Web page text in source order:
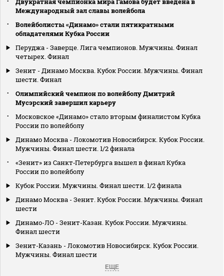
Международный зал славы волейбола
Волейболисты «Динамо» стали пятикратными
обладателями Кубка России
Перуджа - Заверце. Лига чемпионов. Мужчины. Финал
четырех. Финал
Зенит - Динамо Москва. Кубок России. Мужчины. Финал
шести. Финал
Олимпийский чемпион по волейболу Дмитрий
Мусэрский завершил карьеру
Московское «Динамо» стало вторым финалистом Кубка
России по волейболу
Динамо Москва - Локомотив Новосибирск. Кубок России.
Мужчины. Финал шести. 1/2 финала
«Зенит» из Санкт‑Петербурга вышел в финал Кубка
России по волейболу
Кубок России. Мужчины. Финал шести. 1/2 финала
Динамо Москва - Зенит. Кубок России. Мужчины. Финал
шести
Динамо-ЛО - Зенит-Казан. Кубок России. Мужчины.
Финал шести
Зенит-Казань - Локомотив Новосибирск. Кубок России.
Мужчины. Финал шести
ЕЩЕ